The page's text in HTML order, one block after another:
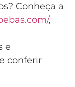
Conheça a
,
e
conferir